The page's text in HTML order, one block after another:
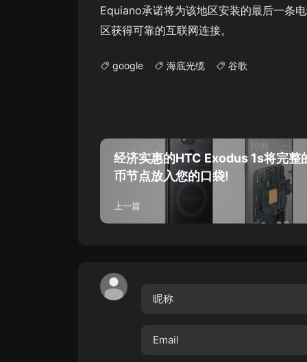
Equiano承诺将为该地区安装的最后一条
区获得可靠的互联网连接。
google 海底光缆 谷歌
经济实惠的HTC Exodus 1s将完整
币节点放入您的口袋!
上一篇